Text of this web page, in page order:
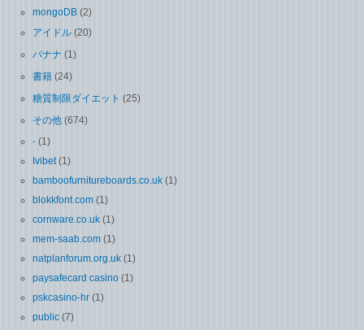
mongoDB (2)
アイドル (20)
バナナ (1)
書籍 (24)
糖質制限ダイエット (25)
その他 (674)
- (1)
Ivibet(1)
bamboofurnitureboards.co.uk (1)
blokkfont.com (1)
cornware.co.uk (1)
mem-saab.com (1)
natplanforum.org.uk (1)
paysafecard casino (1)
pskcasino-hr (1)
public (7)